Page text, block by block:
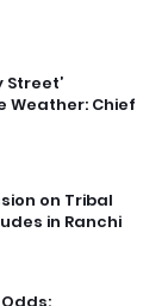
Street’
Weather: Chief
on Tribal
in Ranchi